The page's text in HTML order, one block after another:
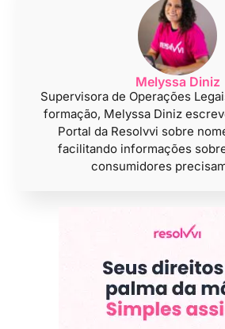
Melyssa Diniz
Supervisora de Operações
formação, Melyssa Diniz
Portal da Resolvvi sobre
facilitando informações
consumidores